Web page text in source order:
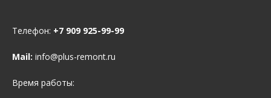
Телефон: +7 909 925-99-99
Mail: info@plus-remont.ru
Время работы: